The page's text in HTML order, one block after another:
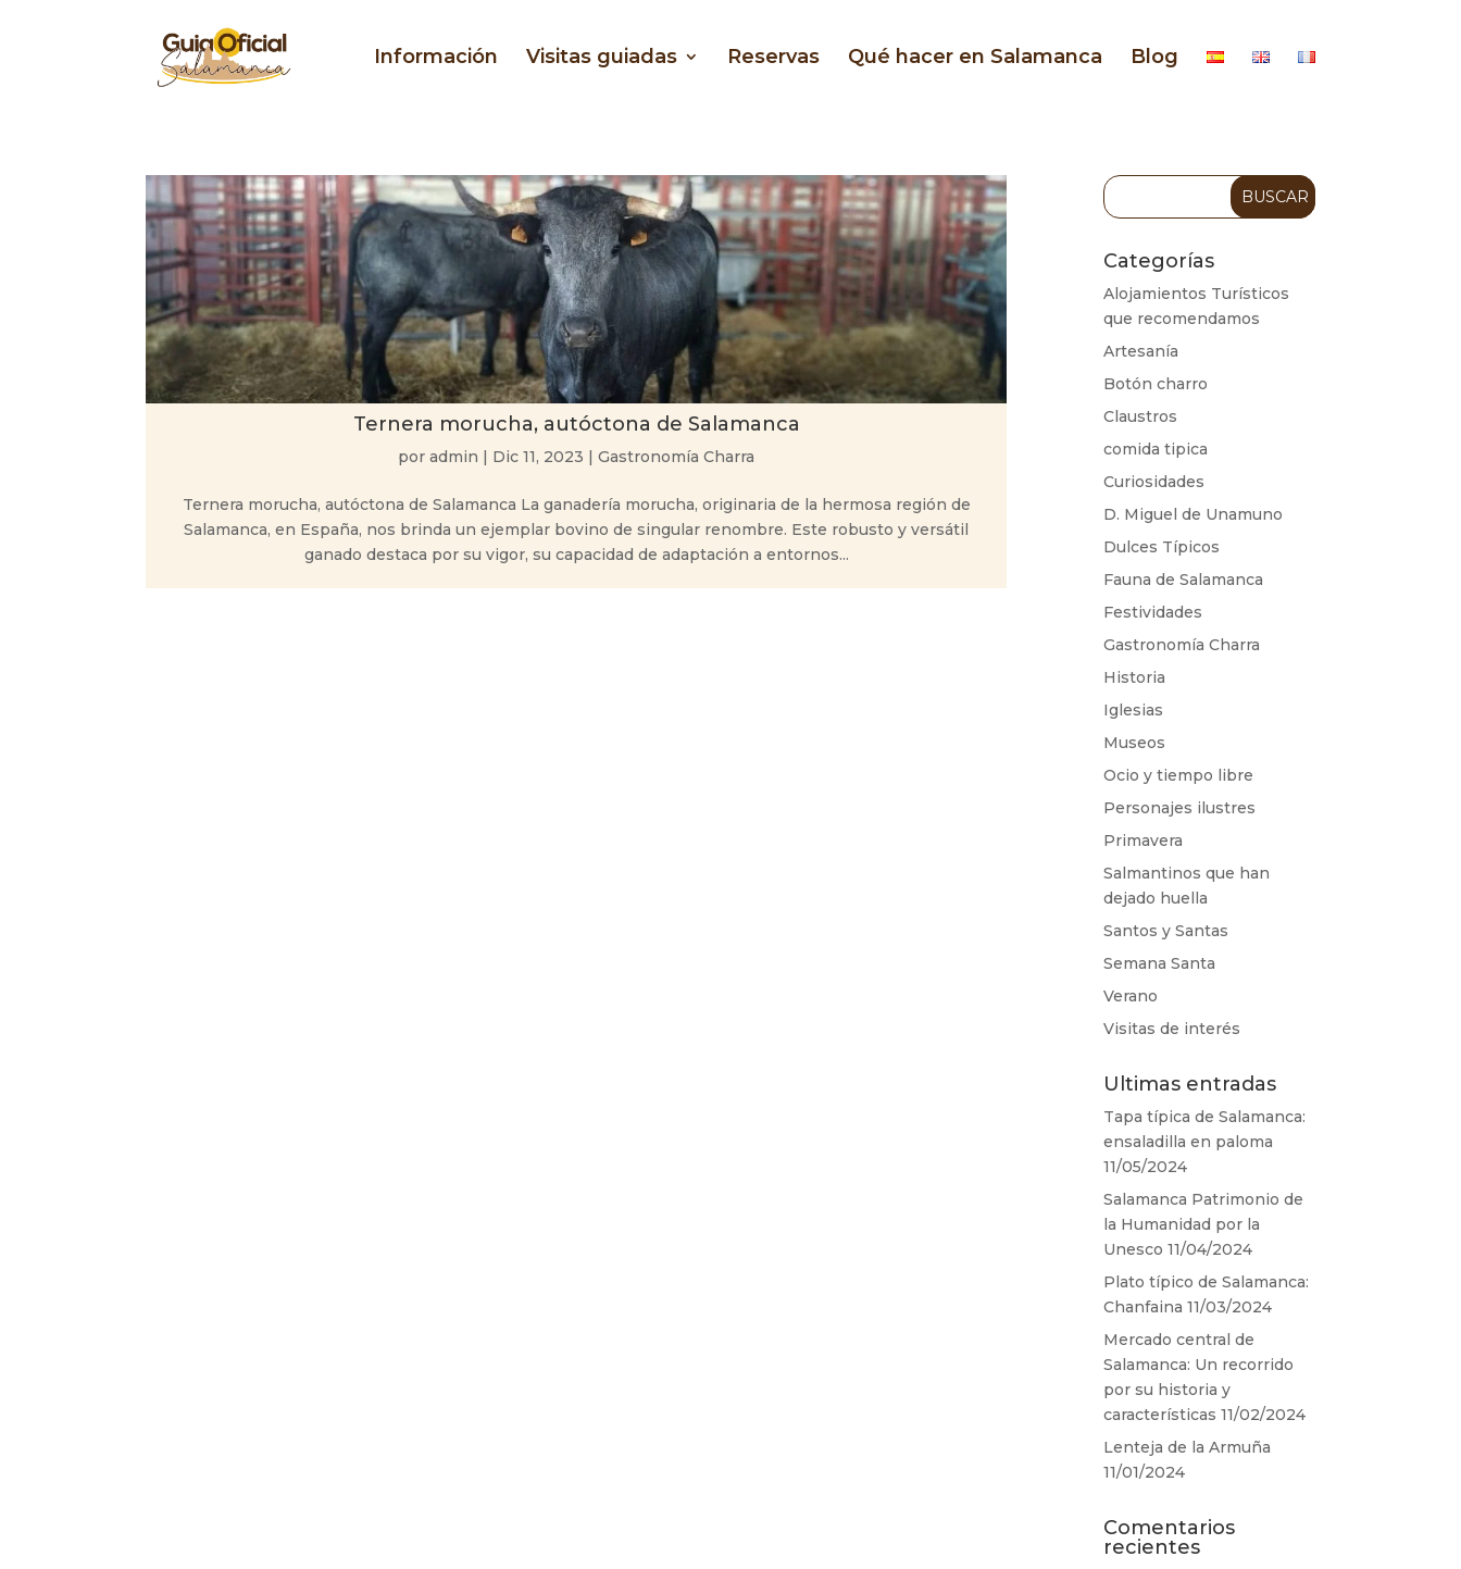
Información Visitas guiadas Reservas Qué hacer en Salamanca Blog
Ternera morucha, autóctona de Salamanca
poradmin Dic 11, 2023 |Gastronomía Charra
Ternera morucha, autóctona de Salamanca La ganadería morucha, originaria de la hermosa región de
Salamanca, en España, nos brinda un ejemplar bovino de singular renombre. Este robusto y versátil
ganado destaca por su vigor, su capacidad de adaptación a entornos...
Categorías
Alojamientos Turísticos
que recomendamos
Artesanía
Botón charro
Claustros
comida tipica
Curiosidades
D. Miguel de Unamuno
Dulces Típicos
Fauna de Salamanca
Festividades
Gastronomía Charra
Historia
Iglesias
Museos
Ocio y tiempo libre
Personajes ilustres
Primavera
Salmantinos que han
dejado huella
Santos y Santas
Semana Santa
Verano
Visitas de interés
Ultimas entradas
Tapa típica de Salamanca:
ensaladilla en paloma
11/05/2024
Salamanca Patrimonio de
la Humanidad por la
Unesco 11/04/2024
Plato típico de Salamanca:
Chanfaina 11/03/2024
Mercado central de
Salamanca: Un recorrido
por su historia y
características 11/02/2024
Lenteja de la Armuña
11/01/2024
Comentarios
recientes